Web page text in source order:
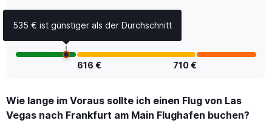
0
to
36.
616 € 710 €
Wie lange im Voraus sollte ich einen Flug von Las
Vegas nach Frankfurt am Main Flughafen buchen?
535 € ist günstiger als der Durchschnitt